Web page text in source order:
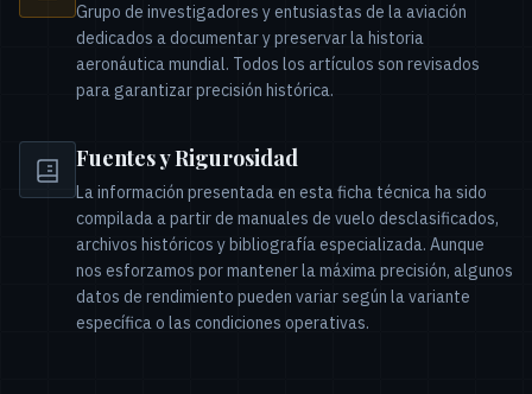
Grupo de investigadores y entusiastas de la aviación
dedicados a documentar y preservar la historia
aeronáutica mundial. Todos los artículos son revisados
para garantizar precisión histórica.
Fuentes y Rigurosidad
La información presentada en esta ficha técnica ha sido
compilada a partir de manuales de vuelo desclasificados,
archivos históricos y bibliografía especializada. Aunque
nos esforzamos por mantener la máxima precisión, algunos
datos de rendimiento pueden variar según la variante
específica o las condiciones operativas.